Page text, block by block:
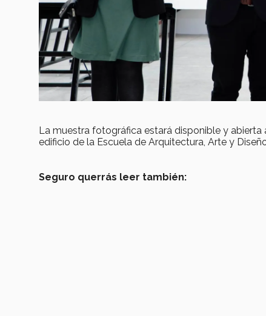
La muestra fotográfica estará disponible y abierta
edificio de la Escuela de Arquitectura, Arte y
Seguro querrás leer también: